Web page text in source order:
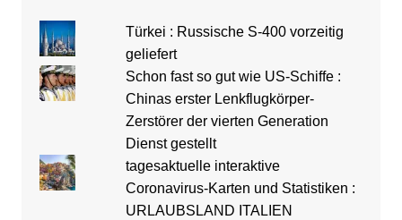
Türkei : Russische S-400 vorzeitig
geliefert
Schon fast so gut wie US-Schiffe :
Chinas erster Lenkflugkörper-
Zerstörer der vierten Generation
Dienst gestellt
tagesaktuelle interaktive
Coronavirus-Karten und Statistiken :
URLAUBSLAND ITALIEN